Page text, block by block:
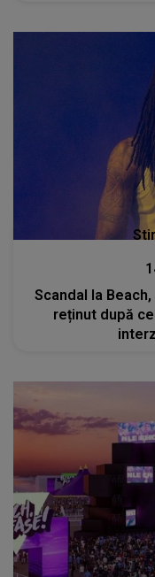
Scandal la
reținut după